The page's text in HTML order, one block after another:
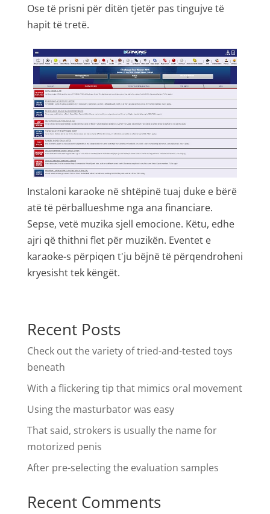
Ose të prisni për ditën tjetër pas tingujve të
hapit të tretë.
Instaloni karaoke në shtëpinë tuaj duke e bërë
atë të përballueshme nga ana financiare.
Sepse, vetë muzika sjell emocione. Këtu, edhe
ajri që thithni flet për muzikën. Eventet e
karaoke-s përpiqen t'ju bëjnë të përqendroheni
kryesisht tek këngët.
Recent Posts
Check out the variety of tried-and-tested toys
beneath
With a flickering tip that mimics oral movement
Using the masturbator was easy
That said, strokers is usually the name for
motorized penis
After pre-selecting the evaluation samples
Recent Comments